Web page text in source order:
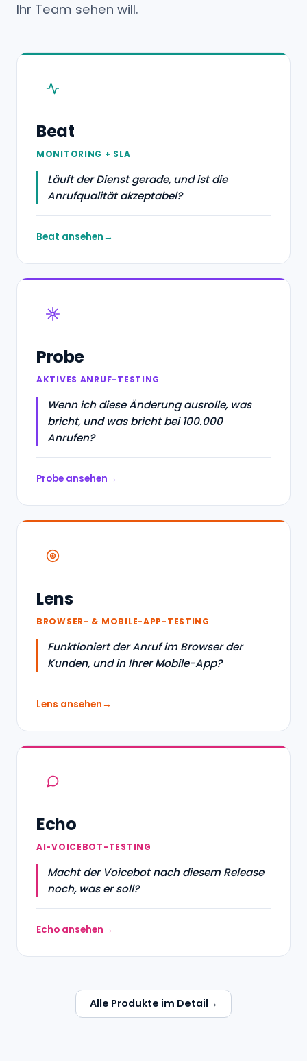
Ihr Team sehen will.
Beat
MONITORING + SLA
Läuft der Dienst gerade, und ist die
Anrufqualität akzeptabel?
Beat ansehen
Probe
AKTIVES ANRUF-TESTING
Wenn ich diese Änderung ausrolle, was
bricht, und was bricht bei 100.000
Anrufen?
Probe ansehen
Lens
BROWSER- & MOBILE-APP-TESTING
Funktioniert der Anruf im Browser der
Kunden, und in Ihrer Mobile-App?
Lens ansehen
Echo
AI-VOICEBOT-TESTING
Macht der Voicebot nach diesem Release
noch, was er soll?
Echo ansehen
Alle Produkte im Detail